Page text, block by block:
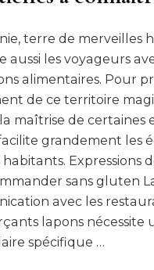
terre de merveilles
aussi les voyageurs
alimentaires. Pour
de ce territoire
maîtrise de certaines
grandement les
habitants. Expressions
sans gluten
avec les
lapons nécessite
spécifique …